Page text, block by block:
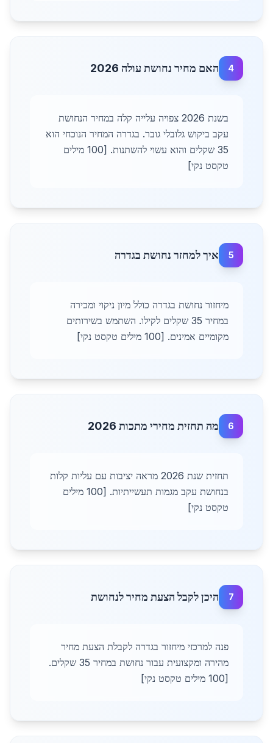
4 האם מחיר נחושת עולה 2026
בשנת 2026 צפויה עלייה קלה במחיר הנחושת
עקב ביקוש גלובלי גובר. בגדרה המחיר הנוכחי הוא
35 שקלים והוא עשוי להשתנות. [100 מילים
טקסט נקי]
5 איך למחזר נחושת בגדרה
מיחזור נחושת בגדרה כולל מיון ניקוי ומכירה
במחיר 35 שקלים לקילו. השתמש בשירותים
מקומיים אמינים. [100 מילים טקסט נקי]
6 מה תחזית מחירי מתכות 2026
תחזית שנת 2026 מראה יציבות עם עליות קלות
בנחושת עקב מגמות תעשייתיות. [100 מילים
טקסט נקי]
7 היכן לקבל הצעת מחיר לנחושת
פנה למרכזי מיחזור בגדרה לקבלת הצעת מחיר
מהירה ומקצועית עבור נחושת במחיר 35 שקלים.
[100 מילים טקסט נקי]